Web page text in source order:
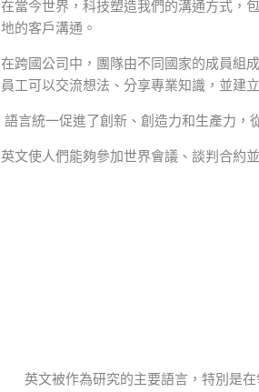
在當今世界，科技塑造我們的溝通方式，
地的客戶溝通。
在跨國公司中，團隊由不同國家的成員組
員工可以交流想法、分享專業知識，並建
語言統一促進了創新、創造力和生產力，
英文使人們能夠參加世界會議、談判合約
英文被作為研究的主要語言，特別是